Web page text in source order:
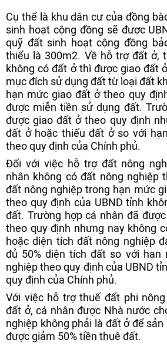
Cụ thể là khu dân cư của đồng
sinh hoạt cộng đồng sẽ được
quỹ đất sinh hoạt cộng đồng
thiểu là 300m2. Về hỗ trợ đất ở,
không có đất ở thì được giao đất
mục đích sử dụng đất từ loại đất
hạn mức giao đất ở theo quy
được miễn tiền sử dụng đất.
được giao đất ở theo quy định
đất ở hoặc thiếu đất ở so với
theo quy định của Chính phủ.
Đối với việc hỗ trợ đất nông
nhân không có đất nông nghiệp
đất nông nghiệp trong hạn mức
theo quy định của UBND tỉnh
đất. Trường hợp cá nhân đã
theo quy định nhưng nay không
hoặc diện tích đất nông nghiệp
đủ 50% diện tích đất so với hạn
nghiệp theo quy định của UBND
quy định của Chính phủ.
Với việc hỗ trợ thuế đất phi
đất ở, cá nhân được Nhà nước
nghiệp không phải là đất ở để
được giảm 50% tiền thuê đất.